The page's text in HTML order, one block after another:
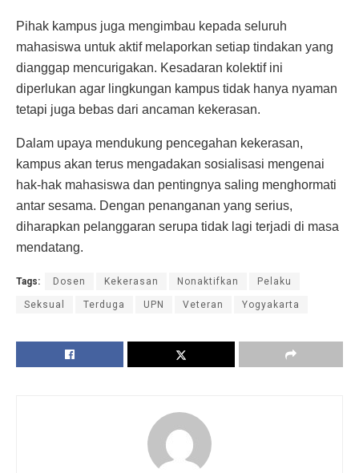
Pihak kampus juga mengimbau kepada seluruh
mahasiswa untuk aktif melaporkan setiap tindakan yang
dianggap mencurigakan. Kesadaran kolektif ini
diperlukan agar lingkungan kampus tidak hanya nyaman
tetapi juga bebas dari ancaman kekerasan.
Dalam upaya mendukung pencegahan kekerasan,
kampus akan terus mengadakan sosialisasi mengenai
hak-hak mahasiswa dan pentingnya saling menghormati
antar sesama. Dengan penanganan yang serius,
diharapkan pelanggaran serupa tidak lagi terjadi di masa
mendatang.
Tags: Dosen Kekerasan Nonaktifkan Pelaku
Seksual Terduga UPN Veteran Yogyakarta